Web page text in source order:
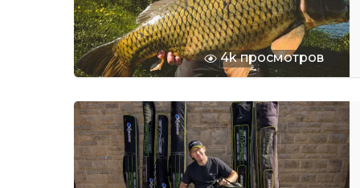
4k просмотров